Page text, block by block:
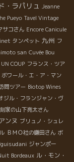
・ラパリュ Jeanne
Pueyo Tavel Vintage
サコさん Encore Canicule
タンペット 九州 フ
san Cuvée Bou
COUP フランス・ツア
ワール・エ・ア・マン
問ツアー Biotop Wines
ジル・フランジャン・ヴ
家の山下亮太さん
ンヌ ブリュノ・シュレ
ＢＭＯ社の鎌田さん ボ
ジャンポー
Bordeaux ル・モン・